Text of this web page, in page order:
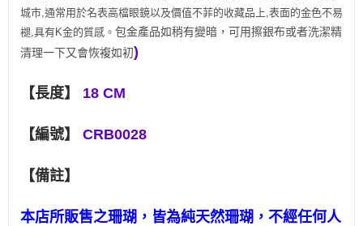
城市,通常用於名表高檔眼鏡以及價值不菲的收藏品上,表面的金色不易
褪,具有K金的質感。 包金產品如稍有變暗，可用擦銀布或者洗潔精
清理一下又會恢複如初)
【長度】 18 CM
【編號】 CRB0028
【備註】
本店所販售之珊瑚，皆為純天然珊瑚， 不經任何人